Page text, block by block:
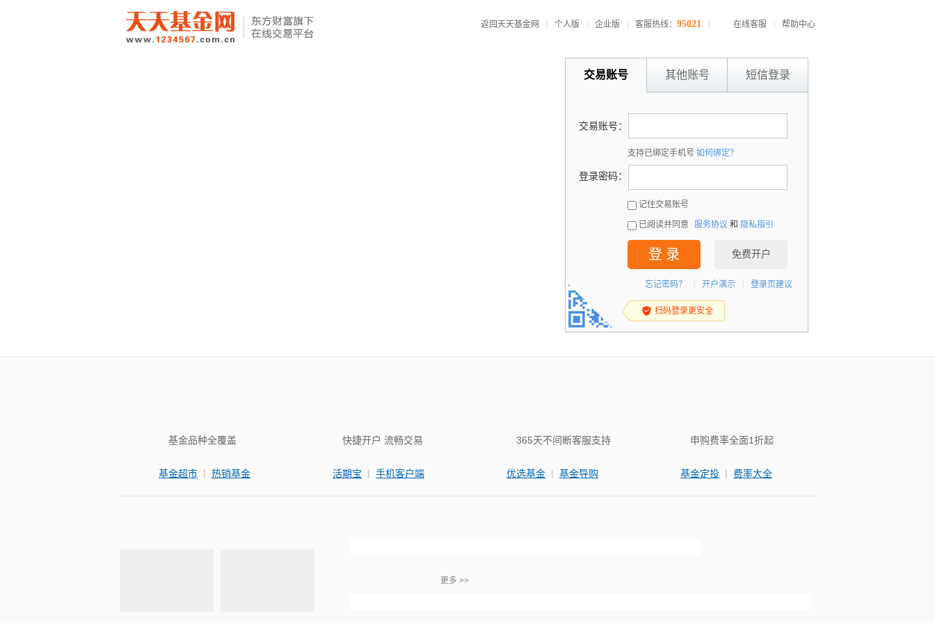
返回天天基金网 个人版 企业版 客服热线： 95021 在线客服 帮助中心
交易账号 其他账号 短信登录
交易账号：
支持已绑定手机号 如何绑定？
登录密码：
记住交易账号
已阅读并同意 服务协议 和 隐私指引
登 录 免费开户
忘记密码？ 开户演示 登录页建议
扫码登录更安全
基金品种全覆盖
基金超市 | 热销基金
快捷开户 流畅交易
活期宝 | 手机客户端
365天不间断客服支持
优选基金 | 基金导购
申购费率全面1折起
基金定投 | 费率大全
更多 >>